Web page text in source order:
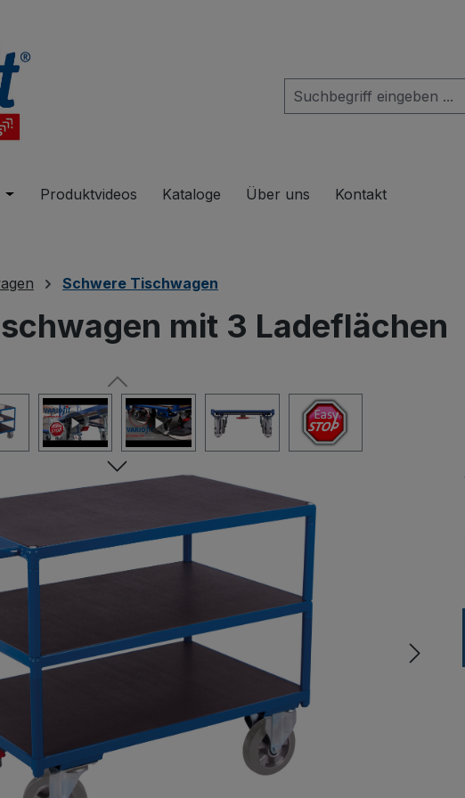
Öffne oder Schließe das Dropdown der Kategorie Produkte
Produktvideos Kataloge Über uns Kontakt
Schwere Tischwagen
mit 3 Ladeflächen